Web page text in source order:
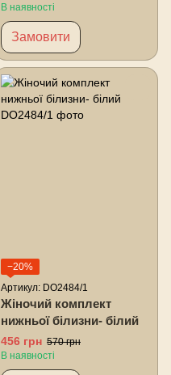
В наявності
Замовити
−20%
Артикул: DO2484/1
Жіночий комплект
нижньої білизни- білий
456 грн 570 грн
В наявності